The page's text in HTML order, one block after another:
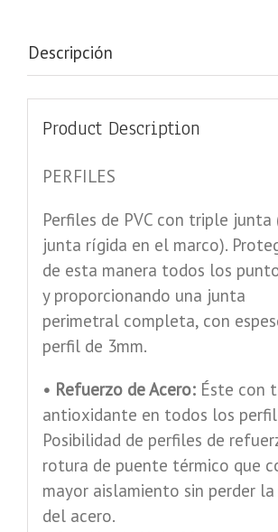
Descripción
Product Description
PERFILES
Perfiles de PVC con triple junta
junta rígida en el marco).
de esta manera todos los
y proporcionando una junta
perimetral completa, con
perfil de 3mm.
• Refuerzo de Acero:Éste con
antioxidante en todos los
Posibilidad de perfiles de
rotura de puente térmico que
mayor aislamiento sin perder
del acero.